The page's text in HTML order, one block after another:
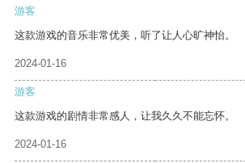
游客
这款游戏的音乐非常优美，听了让人心旷神怡。
2024-01-16
游客
这款游戏的剧情非常感人，让我久久不能忘怀。
2024-01-16